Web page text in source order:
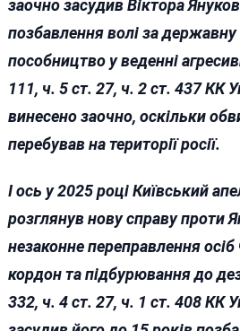
заочно засудив Віктора
позбавлення волі за державну
пособництво у веденні
111, ч. 5 ст. 27, ч. 2 ст. 437 КК
винесено заочно, оскільки
перебував на території росії.
І ось у 2025 році Київський
розглянув нову справу проти
незаконне переправлення
кордон та підбурювання до
332, ч. 4 ст. 27, ч. 1 ст. 408 КК